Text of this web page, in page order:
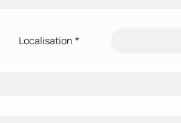
Localisation *